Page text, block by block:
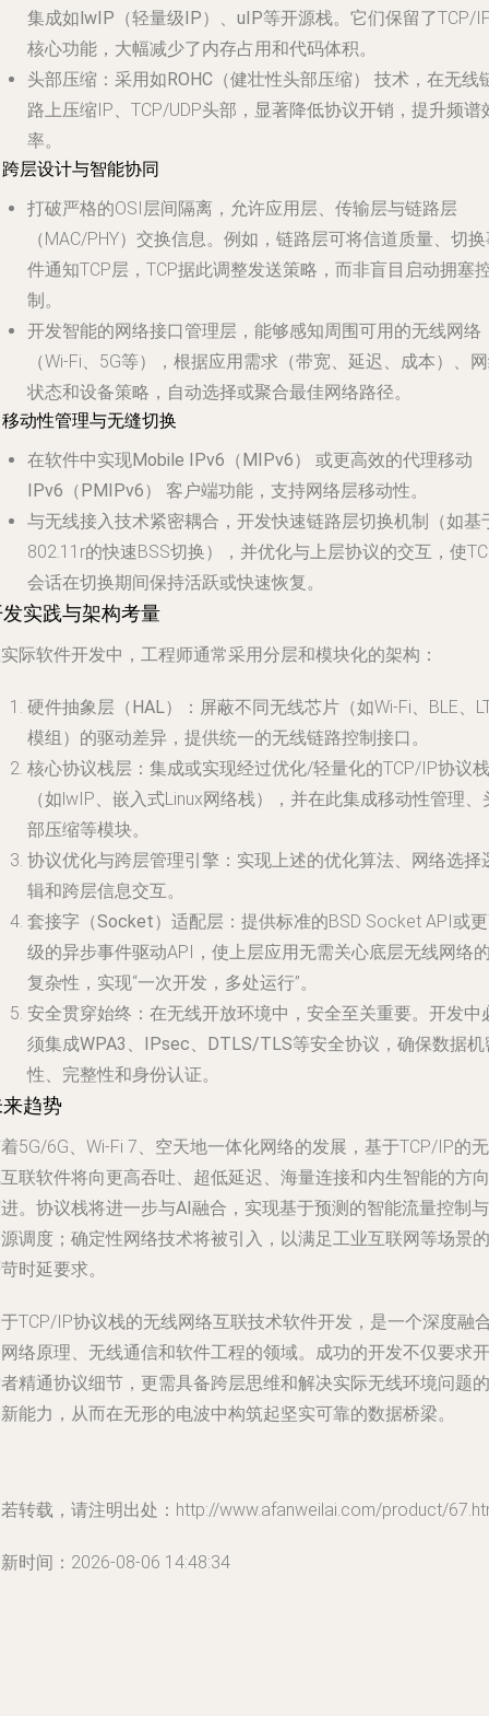
集成如lwIP（轻量级IP） 、 uIP等开源栈。它们保留了TCP/
核心功能，大幅减少了内存占用和代码体积。
头部压缩 ：采用如ROHC（健壮性头部压缩）
技术，在无线
路上压缩IP、TCP/UDP头部，显著降低协议开销，提升频谱
率。
层设计与智能协同
打破严格的OSI层间隔离，允许应用层、传输层与链路层
（MAC/PHY）交换信息。例如，链路层可将信道质量、切
件通知TCP层，TCP据此调整发送策略，而非盲目启动拥塞
制。
开发智能的网络接口管理层 ，能够感知周围可用的无线网络
（Wi-Fi、5G等），根据应用需求（带宽、延迟、成本）、
状态和设备策略，自动选择或聚合最佳网络路径。
动性管理与无缝切换
在软件中实现Mobile IPv6（MIPv6） 或更高效的代理移动
IPv6（PMIPv6）
客户端功能，支持网络层移动性。
与无线接入技术紧密耦合，开发快速链路层切换机制（如基
802.11r的快速BSS切换），并优化与上层协议的交互，使
会话在切换期间保持活跃或快速恢复。
实践与架构考量
际软件开发中，工程师通常采用分层和模块化的架构：
硬件抽象层（HAL）
：屏蔽不同无线芯片（如Wi-Fi、BLE、
模组）的驱动差异，提供统一的无线链路控制接口。
核心协议栈层 ：集成或实现经过优化/轻量化的TCP/IP协议栈
（如lwIP、嵌入式Linux网络栈），并在此集成移动性管理、
部压缩等模块。
协议优化与跨层管理引擎 ：实现上述的优化算法、网络选择
辑和跨层信息交互。
套接字（Socket）适配层 ：提供标准的BSD Socket API或
级的异步事件驱动API，使上层应用无需关心底层无线网络
复杂性，实现“一次开发，多处运行”。
安全贯穿始终 ：在无线开放环境中，安全至关重要。开发中
须集成WPA3、IPsec、DTLS/TLS等安全协议，确保数据机
性、完整性和身份认证。
趋势
5G/6G、Wi-Fi 7、空天地一体化网络的发展，基于TCP/IP的无
联软件将向更高吞吐、超低延迟、海量连接和内生智能的方向
。 协议栈将进一步与AI融合 ，实现基于预测的智能流量控制与
调度； 确定性网络技术将被引入，以满足工业互联网等场景的
时延要求。
TCP/IP协议栈的无线网络互联技术软件开发，是一个深度融
络原理、无线通信和软件工程的领域。成功的开发不仅要求开
精通协议细节，更需具备跨层思维和解决实际无线环境问题的
能力，从而在无形的电波中构筑起坚实可靠的数据桥梁。
转载，请注明出处：http://www.afanweilai.com/product/
时间：2026-08-06 14:48:34